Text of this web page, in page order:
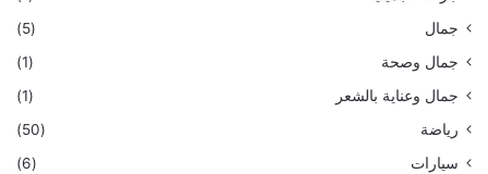
جمال
(5)
جمال وصحة
(1)
جمال وعناية بالشعر
(1)
رياضة
(50)
سيارات
(6)